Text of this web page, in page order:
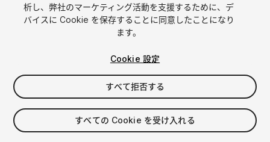
$10
シート 1
析し、弊社のマーケティング活動を支援するために、デ
バイスに Cookie を保存することに同意したことになり
ます。
Cookie 設定
すべて拒否する
すべての Cookie を受け入れる